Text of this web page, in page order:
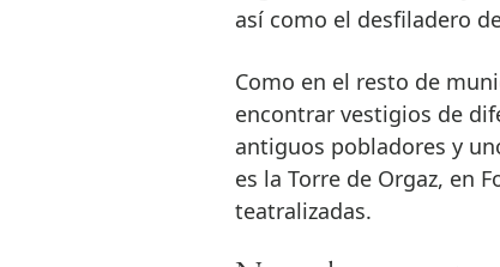
así como el desfiladero
Como en el resto de
encontrar vestigios de
antiguos pobladores y
es la Torre de Orgaz, en
teatralizadas.